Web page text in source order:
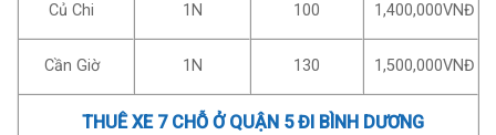
Củ Chi 1N 100 1,400,000VNĐ
Cần Giờ 1N 130 1,500,000VNĐ
THUÊ XE 7 CHỖ Ở QUẬN 5 ĐI BÌNH DƯƠNG